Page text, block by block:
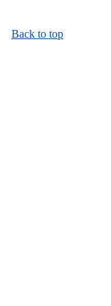
Back to top